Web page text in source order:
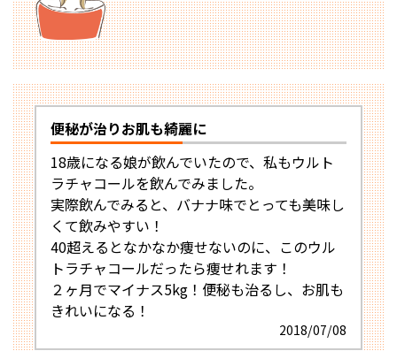
便秘が治りお肌も綺麗に
18歳になる娘が飲んでいたので、私もウルト
ラチャコールを飲んでみました。
実際飲んでみると、バナナ味でとっても美味し
くて飲みやすい！
40超えるとなかなか痩せないのに、このウル
トラチャコールだったら痩せれます！
２ヶ月でマイナス5kg！便秘も治るし、お肌も
きれいになる！
2018/07/08